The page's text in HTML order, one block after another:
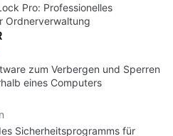
Pro: Professionelles
Ordnerverwaltung
zum Verbergen und Sperren
eines Computers
Sicherheitsprogramms für